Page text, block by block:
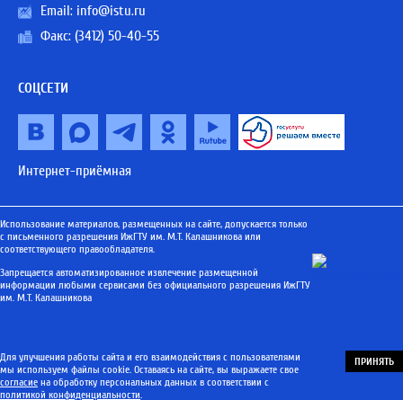
Email: info@istu.ru
Факс: (3412) 50-40-55
СОЦСЕТИ
Интернет-приёмная
Использование материалов, размещенных на сайте, допускается только
с письменного разрешения ИжГТУ им. М.Т. Калашникова или
соответствующего правообладателя.
Запрещается автоматизированное извлечение размещенной
информации любыми сервисами без официального разрешения ИжГТУ
им. М.Т. Калашникова
Для улучшения работы сайта и его взаимодействия с пользователями
мы используем файлы cookie. Оставаясь на сайте, вы выражаете свое
согласие на обработку персональных данных в соответствии с
политикой конфиденциальности.
ПРИНЯТЬ